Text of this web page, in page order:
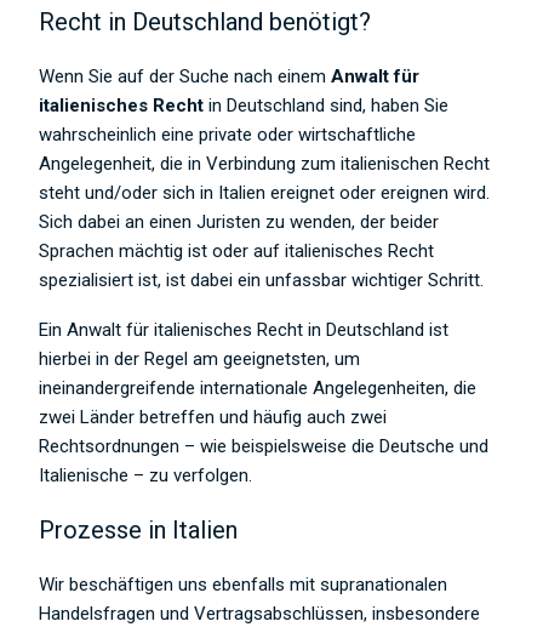
Recht in Deutschland benötigt?
Wenn Sie auf der Suche nach einemAnwalt für
italienisches Recht in Deutschland sind, haben Sie
wahrscheinlich eine private oder wirtschaftliche
Angelegenheit, die in Verbindung zum italienischen Recht
steht und/oder sich in Italien ereignet oder ereignen wird.
Sich dabei an einen Juristen zu wenden, der beider
Sprachen mächtig ist oder auf italienisches Recht
spezialisiert ist, ist dabei ein unfassbar wichtiger Schritt.
Ein Anwalt für italienisches Recht in Deutschland ist
hierbei in der Regel am geeignetsten, um
ineinandergreifende internationale Angelegenheiten, die
zwei Länder betreffen und häufig auch zwei
Rechtsordnungen – wie beispielsweise die Deutsche und
Italienische – zu verfolgen.
Prozesse in Italien
Wir beschäftigen uns ebenfalls mit supranationalen
Handelsfragen und Vertragsabschlüssen, insbesondere